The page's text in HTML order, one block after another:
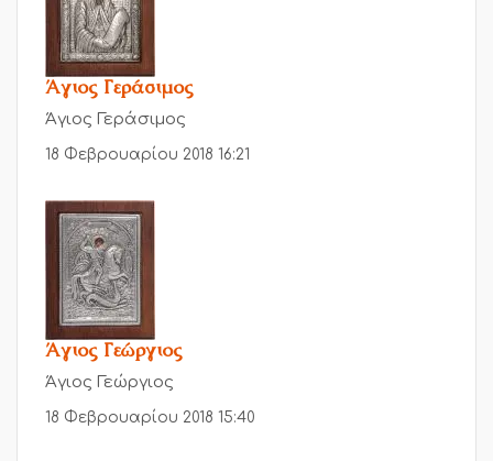
Άγιος Γεράσιμος
Άγιος Γεράσιμος
18 Φεβρουαρίου 2018 16:21
Άγιος Γεώργιος
Άγιος Γεώργιος
18 Φεβρουαρίου 2018 15:40